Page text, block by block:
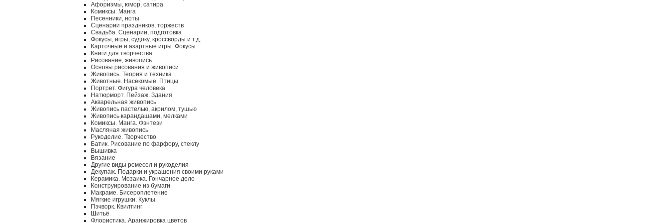
Афоризмы, юмор, сатира
Комиксы. Манга
Песенники, ноты
Сценарии праздников, торжеств
Свадьба. Сценарии, подготовка
Фокусы, игры, судоку, кроссворды и т.д.
Карточные и азартные игры. Фокусы
Книги для творчества
Рисование, живопись
Основы рисования и живописи
Живопись. Теория и техника
Животные. Насекомые. Птицы
Портрет. Фигура человека
Натюрморт. Пейзаж. Здания
Акварельная живопись
Живопись пастелью, акрилом, тушью
Живопись карандашами, мелками
Комиксы. Манга. Фэнтези
Масляная живопись
Рукоделие. Творчество
Батик. Рисование по фарфору, стеклу
Вышивка
Вязание
Другие виды ремесел и рукоделия
Декупаж. Подарки и украшения своими руками
Керамика. Мозаика. Гончарное дело
Конструирование из бумаги
Макраме. Бисероплетение
Мягкие игрушки. Куклы
Пэчворк. Квилтинг
Шитьё
Флористика. Аранжировка цветов